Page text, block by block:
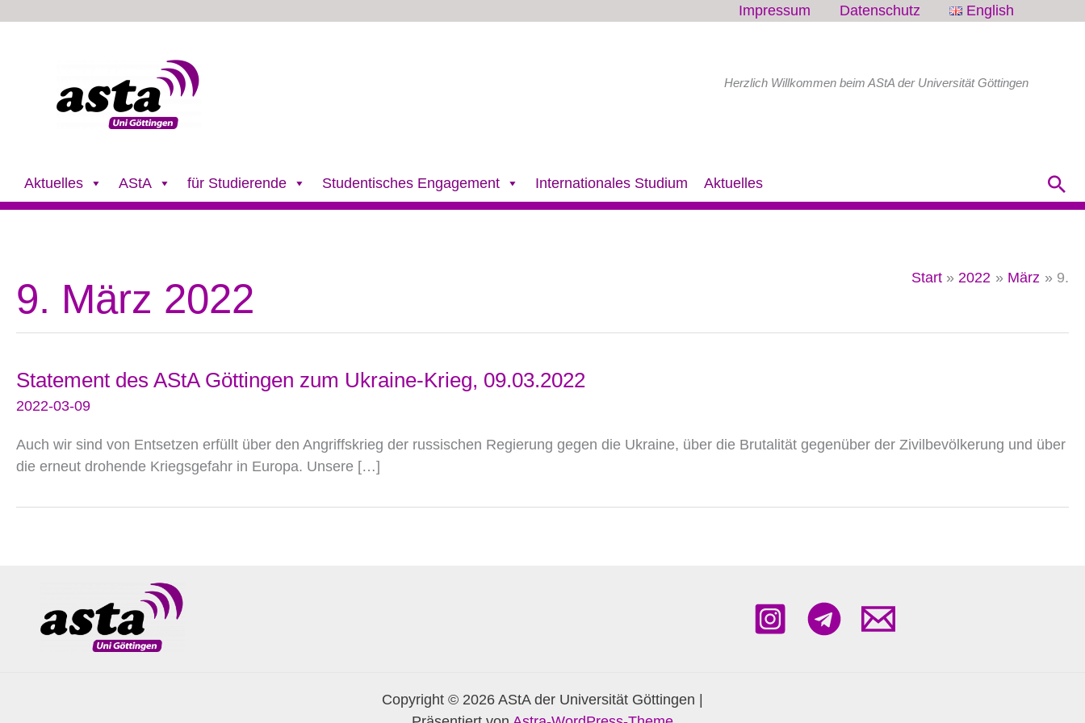
Impressum Datenschutz English
Herzlich Willkommen beim AStA der Universität Göttingen
Aktuelles AStA für Studierende Studentisches Engagement Internationales Studium Aktuelles
Start 2022 März 9.
9. März 2022
Statement des AStA Göttingen zum Ukraine-Krieg, 09.03.2022
2022-03-09
Auch wir sind von Entsetzen erfüllt über den Angriffskrieg der russischen Regierung gegen die Ukraine, über die Brutalität gegenüber der Zivilbevölkerung und über
die erneut drohende Kriegsgefahr in Europa. Unsere […]
Copyright © 2026 AStA der Universität Göttingen |